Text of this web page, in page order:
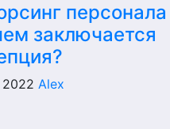
персонала
заключается
Alex